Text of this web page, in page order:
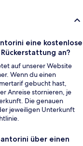
eine kostenlose
an?
auf unserer Website
Wenn du einen
gebucht hast,
Anreise stornieren, je
Die genauen
jeweiligen Unterkunft
über einen